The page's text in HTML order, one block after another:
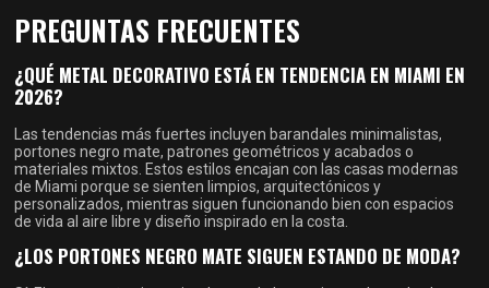
PREGUNTAS FRECUENTES
¿QUÉ METAL DECORATIVO ESTÁ EN TENDENCIA EN MIAMI EN
2026?
Las tendencias más fuertes incluyen barandales minimalistas,
portones negro mate, patrones geométricos y acabados o
materiales mixtos. Estos estilos encajan con las casas modernas
de Miami porque se sienten limpios, arquitectónicos y
personalizados, mientras siguen funcionando bien con espacios
de vida al aire libre y diseño inspirado en la costa.
¿LOS PORTONES NEGRO MATE SIGUEN ESTANDO DE MODA?